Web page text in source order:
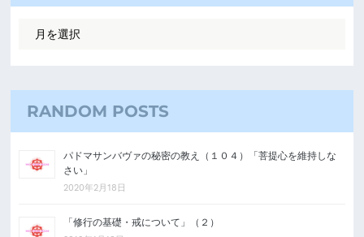
RANDOM POSTS
パドマサンバヴァの秘密の教え（１０４）「菩提心を維持しな
さい」
2020年2月18日
「修行の基礎・戒について」（２）